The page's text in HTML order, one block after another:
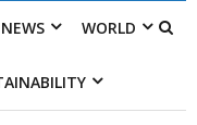
NEWS WORLD